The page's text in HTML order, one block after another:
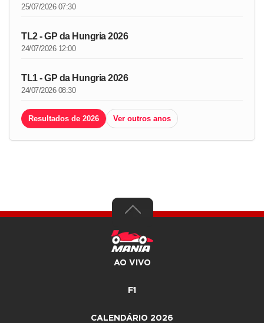
25/07/2026 07:30
TL2 - GP da Hungria 2026
24/07/2026 12:00
TL1 - GP da Hungria 2026
24/07/2026 08:30
Resultados de 2026 Ver outros anos
AO VIVO
F1
CALENDÁRIO 2026